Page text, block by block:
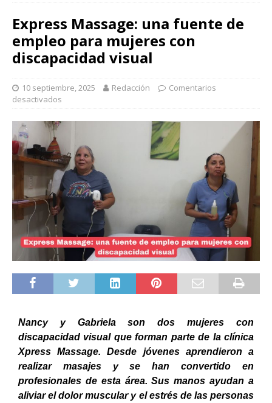
Express Massage: una fuente de
empleo para mujeres con
discapacidad visual
10 septiembre, 2025 Redacción
Comentarios
desactivados
Nancy y Gabriela son dos mujeres con
discapacidad visual que forman parte de la clínica
Xpress Massage. Desde jóvenes aprendieron a
realizar masajes y se han convertido en
profesionales de esta área. Sus manos ayudan a
aliviar el dolor muscular y el estrés de las personas